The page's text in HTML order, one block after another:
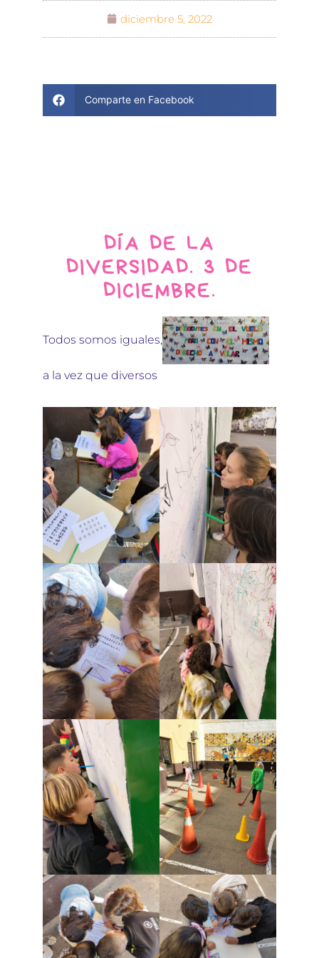
diciembre 5, 2022
Comparte en Facebook
DÍA DE LA
DIVERSIDAD. 3 DE
DICIEMBRE.
Todos somos iguales,
a la vez que diversos